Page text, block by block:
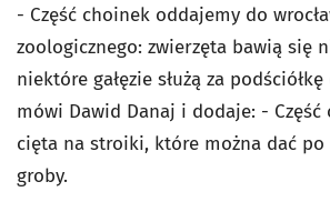
- Część choinek oddajemy do
zoologicznego: zwierzęta bawią się
niektóre gałęzie służą za
mówi Dawid Danaj i dodaje: -
cięta na stroiki, które można dać
groby.